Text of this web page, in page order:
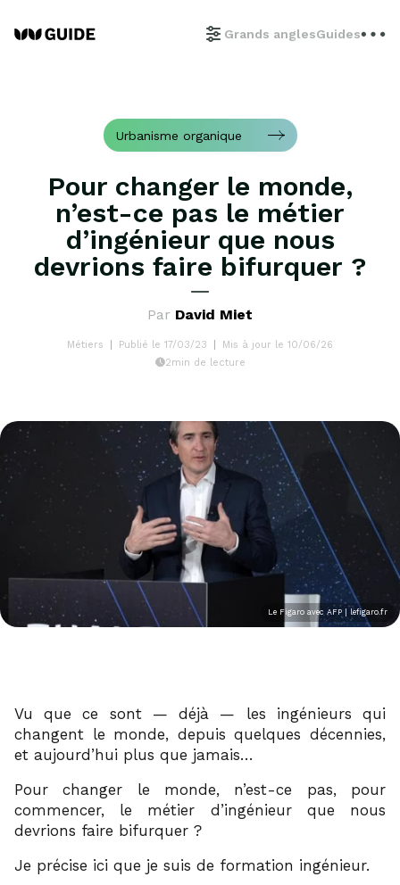
Grands anglesGuides
Urbanisme organique
Pour changer le monde,
n’est-ce pas le métier
d’ingénieur que nous
devrions faire bifurquer ?
Par David Miet
Métiers Publié le 17/03/23
Mis à jour le 10/06/26
2min de lecture
Le Figaro avec AFP | lefigaro.fr
Vu que ce sont — déjà — les ingénieurs qui
changent le monde, depuis quelques décennies,
et aujourd’hui plus que jamais…
Pour changer le monde, n’est-ce pas, pour
commencer, le métier d’ingénieur que nous
devrions faire bifurquer ?
Je précise ici que je suis de formation ingénieur.